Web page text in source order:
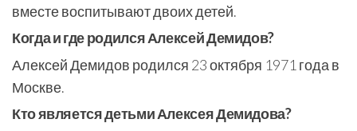
вместе воспитывают двоих детей.
Когда и где родился Алексей Демидов?
Алексей Демидов родился 23 октября 1971 года в
Москве.
Кто является детьми Алексея Демидова?